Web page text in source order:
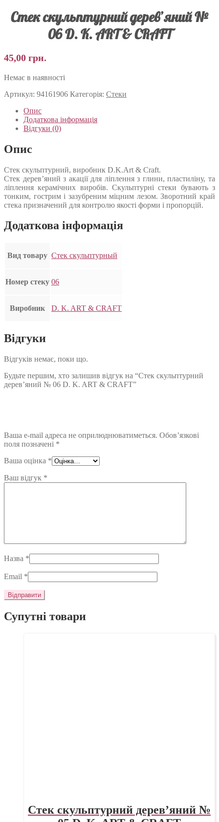
Стек скульптурний дерев’яний №
06 D. K. ART & CRAFT
45,00 грн.
Немає в наявності
Артикул: 94161906 Категорія: Стеки
Опис
Додаткова інформація
Відгуки (0)
Опис
Стек скульптурний, виробник D.K.Art & Craft.
Стек дерев’яний з акації для ліплення з глини, пластиліну, та
ліплення керамічних виробів. Скульптурні стеки бувають з
тонким, гострим і зазубреним міцним лезом. Зворотний край
стека призначений для контролю якості форми і пропорцій.
Додаткова інформація
Вид товару Стек скульптурный
Номер стеку 06
Виробник D. K. ART & CRAFT
Відгуки
Відгуків немає, поки що.
Будьте першим, хто залишив відгук на “Стек скульптурний
дерев’яний № 06 D. K. ART & CRAFT”
Ваша e-mail адреса не оприлюднюватиметься. Обов’язкові
поля позначені *
Ваша оцінка *
Ваш відгук *
Назва *
Email *
Супутні товари
Стек скульптурний дерев’яний №